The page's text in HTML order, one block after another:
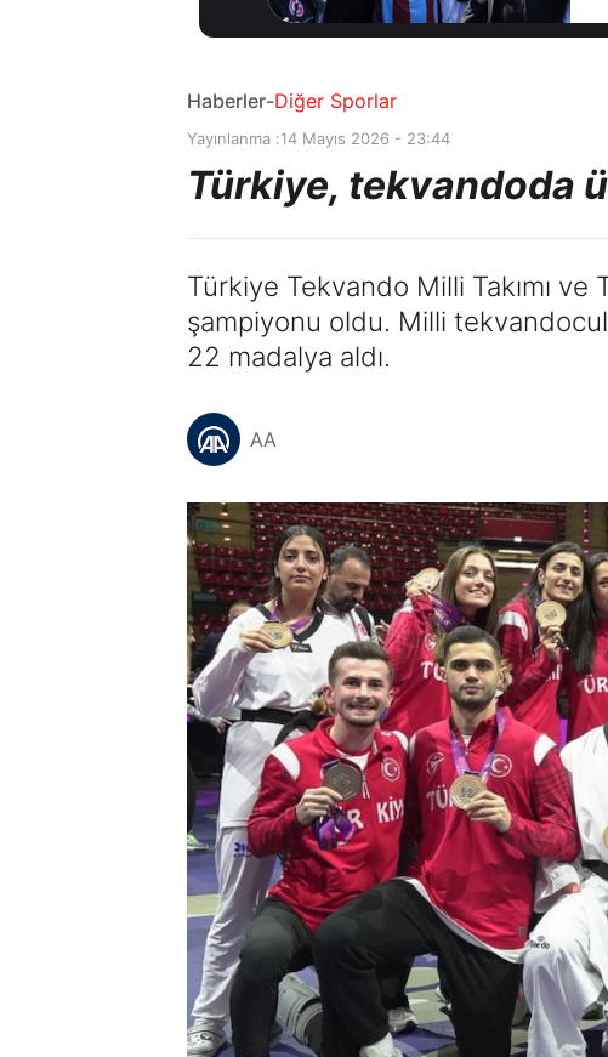
Haberler-Diğer Sporlar
Yayınlanma :14 Mayıs 2026 - 23:44
Türkiye, tekvandoda
Türkiye Tekvando Milli Takımı
şampiyonu oldu. Milli
22 madalya aldı.
AA